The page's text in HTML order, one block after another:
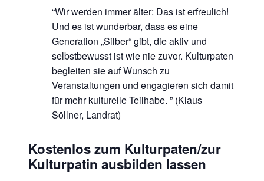
“Wir werden immer älter: Das ist erfreulich!
Und es ist wunderbar, dass es eine
Generation „Silber“ gibt, die aktiv und
selbstbewusst ist wie nie zuvor. Kulturpaten
begleiten sie auf Wunsch zu
Veranstaltungen und engagieren sich damit
für mehr kulturelle Teilhabe. ” (Klaus
Söllner, Landrat)
Kostenlos zum Kulturpaten/zur
Kulturpatin ausbilden lassen